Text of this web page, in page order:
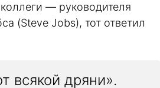
— руководителя
(Steve Jobs), тот ответил
всякой дряни».